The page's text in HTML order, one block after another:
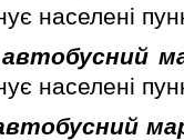
населенi
автобусний
населенi